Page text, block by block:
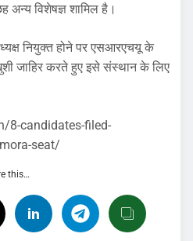
अन्य विशेषज्ञ शामिल है।
नियुक्त होने पर एसआरएचयू के
जाहिर करते हुए इसे संस्थान के लिए
8-candidates-filed-
seat/
this…